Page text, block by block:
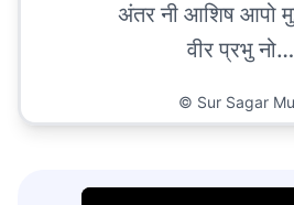
अंतर नी आशिष आपो
वीर प्रभु
© Sur Sagar